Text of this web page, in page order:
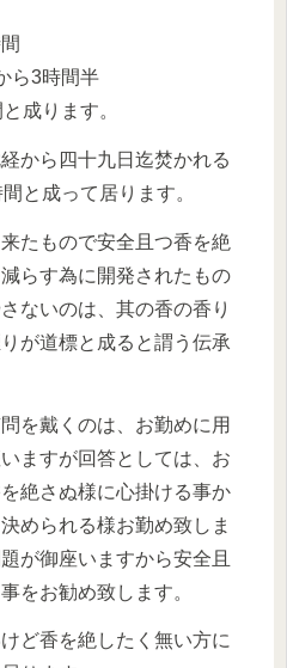
ら3時間半
成ります。
から四十九日迄焚かれる
と成って居ります。
たもので安全且つ香を絶
らす為に開発されたもの
ないのは、其の香の香り
が道標と成ると謂う伝承
を戴くのは、お勤めに用
ますが回答としては、お
絶さぬ様に心掛ける事か
められる様お勤め致しま
が御座いますから安全且
をお勧め致します。
ど香を絶したく無い方に